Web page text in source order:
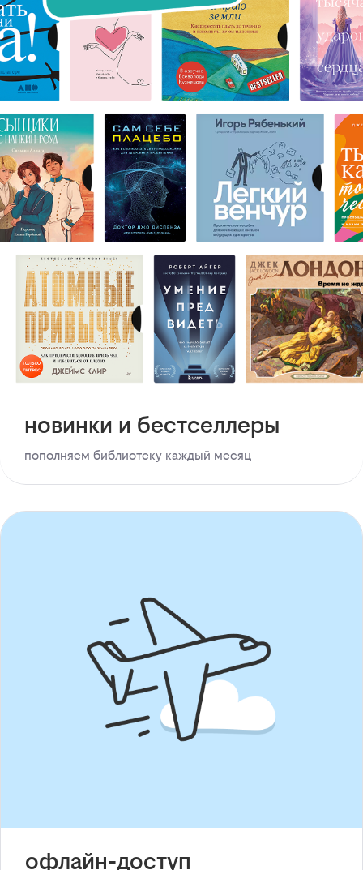
новинки и бестселлеры
пополняем библиотеку каждый месяц
офлайн-доступ